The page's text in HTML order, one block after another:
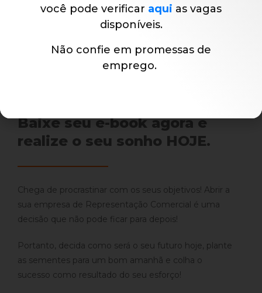
Baixe seu e-book agora e
realize o seu sonho HOJE.
Chega de procrastinar com os seus objetivos! Abrir a
sua empresa de Representação Comercial é uma
decisão que não pode ficar para depois!
Portanto, decida como será o seu futuro hoje, plante
as sementes para um bom amanhã e colha o
sucesso como resultado do seu esforço!
você pode verificar aqui as vagas
disponíveis.
Não confie em promessas de
emprego.